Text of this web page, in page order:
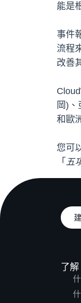
能是
事件
流程
改善
岡)
和歐
您可
「 五
了解